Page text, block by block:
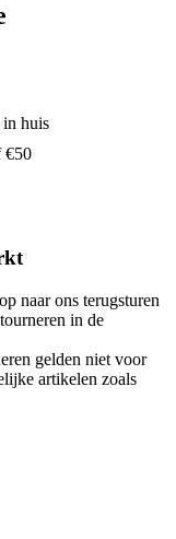
in huis
€50
naar ons terugsturen
in de
gelden niet voor
artikelen zoals